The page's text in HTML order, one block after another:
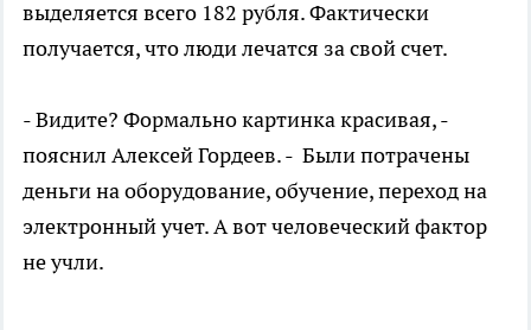
выделяется всего 182 рубля. Фактически
получается, что люди лечатся за свой счет.
- Видите? Формально картинка красивая, -
пояснил Алексей Гордеев. - Были потрачены
деньги на оборудование, обучение, переход на
электронный учет. А вот человеческий фактор
не учли.